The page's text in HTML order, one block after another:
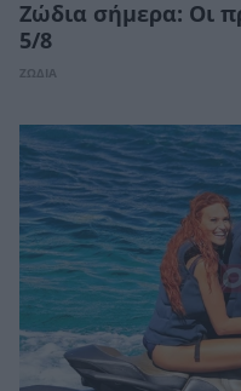
Ζώδια σήμερα: Οι
5/8
ΖΩΔΙΑ